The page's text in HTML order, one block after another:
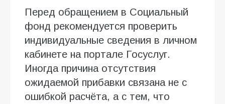
Перед обращением в Социальный
фонд рекомендуется проверить
индивидуальные сведения в личном
кабинете на портале Госуслуг.
Иногда причина отсутствия
ожидаемой прибавки связана не с
ошибкой расчёта, а с тем, что